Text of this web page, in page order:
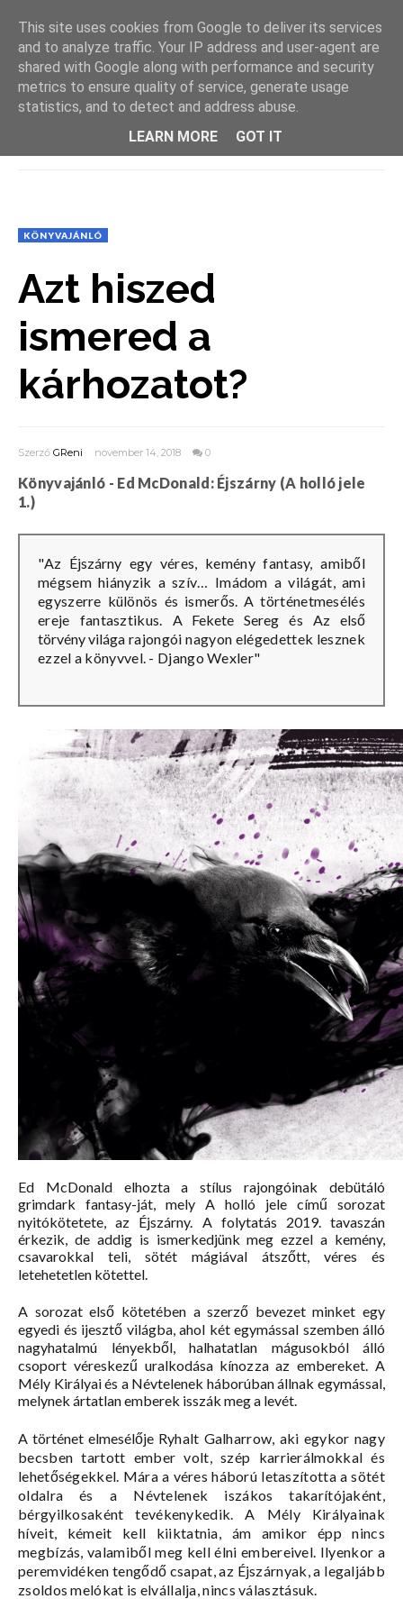
KÖNYVAJÁNLÓ
Azt hiszed
ismered a
kárhozatot?
Szerző GReni november 14, 2018 0
Könyvajánló - Ed McDonald: Éjszárny (A holló jele
1.)
"Az Éjszárny egy véres, kemény fantasy, amiből
mégsem hiányzik a szív… Imádom a világát, ami
egyszerre különös és ismerős. A történetmesélés
ereje fantasztikus. A Fekete Sereg ésAz első
törvény világa rajongói nagyon elégedettek lesznek
ezzel a könyvvel. - Django Wexler"
Ed McDonald elhozta a stílus rajongóinak debütáló
grimdark fantasy-ját, mely A holló jele című sorozat
nyitókötetete, az Éjszárny. A folytatás 2019. tavaszán
érkezik, de addig is ismerkedjünk meg ezzel a kemény,
csavarokkal teli, sötét mágiával átszőtt, véres és
letehetetlen kötettel.
A sorozat első kötetében a szerző bevezet minket egy
egyedi és ijesztő világba, ahol két egymással szemben álló
nagyhatalmú lényekből, halhatatlan mágusokból álló
csoport véreskezű uralkodása kínozza az embereket. A
Mély Királyai és a Névtelenek háborúban állnak egymással,
melynek ártatlan emberek isszák meg a levét.
A történet elmesélője Ryhalt Galharrow, aki egykor nagy
becsben tartott ember volt, szép karrierálmokkal és
lehetőségekkel. Mára a véres háború letaszította a sötét
oldalra és a Névtelenek iszákos takarítójaként,
bérgyilkosaként tevékenykedik. A Mély Királyainak
híveit, kémeit kell kiiktatnia, ám amikor épp nincs
megbízás, valamiből meg kell élni embereivel. Ilyenkor a
peremvidéken tengődő csapat, az Éjszárnyak, a legaljább
zsoldos melókat is elvállalja, nincs választásuk.
This site uses cookies from Google to deliver its services
and to analyze traffic. Your IP address and user-agent are
shared with Google along with performance and security
metrics to ensure quality of service, generate usage
statistics, and to detect and address abuse.
LEARN MORE
GOT IT